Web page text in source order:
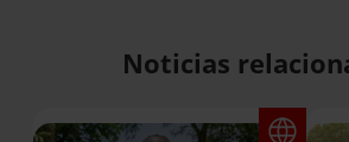
Noticias